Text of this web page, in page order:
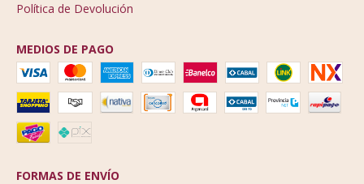
Política de Devolución
MEDIOS DE PAGO
FORMAS DE ENVÍO